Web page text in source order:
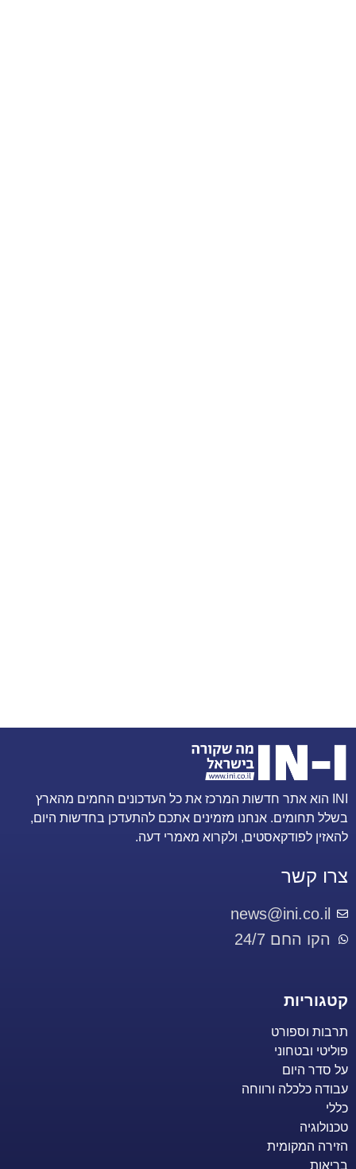
INI הוא אתר חדשות המרכז את כל העדכונים החמים מהארץ
בשלל תחומים. אנחנו מזמינים אתכם להתעדכן בחדשות היום,
להאזין לפודקאסטים, ולקרוא מאמרי דעה.
צרו קשר
news@ini.co.il
הקו החם 24/7
קטגוריות
תרבות וספורט
פוליטי ובטחוני
על סדר היום
עבודה כלכלה ורווחה
כללי
טכנולוגיה
הזירה המקומית
בריאות